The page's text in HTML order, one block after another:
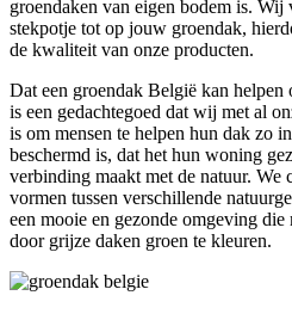
groendaken van eigen bodem is. Wij
stekpotje tot op jouw groendak,
de kwaliteit van onze producten.
Dat een groendak België kan helpen
is een gedachtegoed dat wij met al
is om mensen te helpen hun dak zo
beschermd is, dat het hun woning
verbinding maakt met de natuur. We
vormen tussen verschillende
een mooie en gezonde omgeving
door grijze daken groen te kleuren.